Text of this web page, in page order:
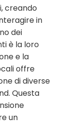
creando
in
dei
è la loro
e la
offre
di diverse
Questa
un